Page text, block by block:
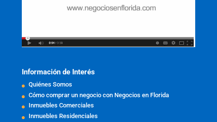
Información de Interés
Quiénes Somos
Cómo comprar un negocio con Negocios en Florida
Inmuebles Comerciales
Inmuebles Residenciales